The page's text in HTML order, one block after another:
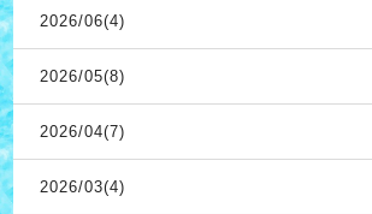
2026/06(4)
2026/05(8)
2026/04(7)
2026/03(4)